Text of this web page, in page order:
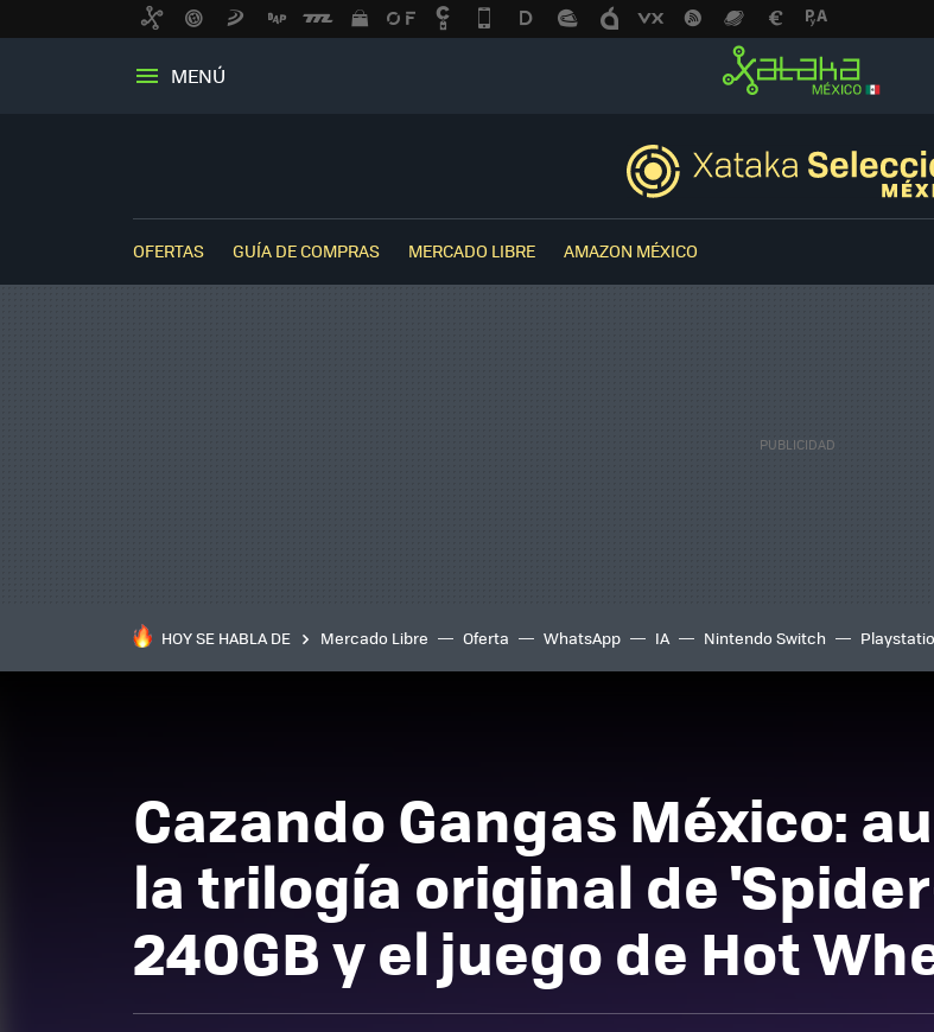
MENÚ
OFERTAS GUÍA DE COMPRAS MERCADO LIBRE AMAZON MÉXICO
HOY SE HABLA DE Mercado Libre Oferta WhatsApp IA Nintendo Switch
Cazando Gangas México:
la trilogía original de
240GB y el juego de Hot